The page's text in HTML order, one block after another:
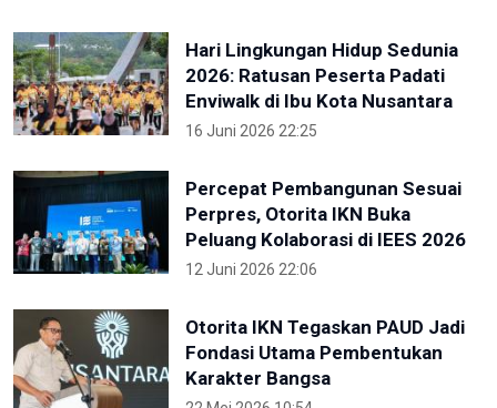
Hari Lingkungan Hidup Sedunia
2026: Ratusan Peserta Padati
Enviwalk di Ibu Kota Nusantara
16 Juni 2026 22:25
Percepat Pembangunan Sesuai
Perpres, Otorita IKN Buka
Peluang Kolaborasi di IEES 2026
12 Juni 2026 22:06
Otorita IKN Tegaskan PAUD Jadi
Fondasi Utama Pembentukan
Karakter Bangsa